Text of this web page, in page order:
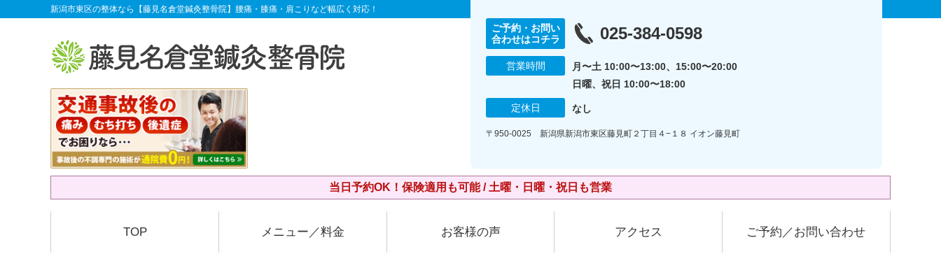
新潟市東区の整体なら【藤見名倉堂鍼灸整骨院】腰痛・膝痛・肩こりなど幅広く対応！
ご予約・お問い
合わせはコチラ
025-384-0598
営業時間
月〜土 10:00〜13:00、15:00〜20:00
日曜、祝日 10:00〜18:00
定休日 なし
〒950-0025 新潟県新潟市東区藤見町２丁目４−１８ イオン藤見町
当日予約OK！保険適用も可能 / 土曜・日曜・祝日も営業
TOP メニュー／料金 お客様の声 アクセス ご予約／お問い合わせ